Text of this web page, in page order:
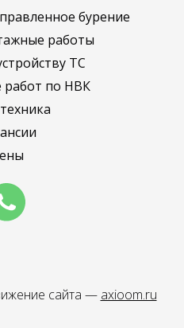
бурение
работы
ТС
работ по НВК
сайта — axioom.ru